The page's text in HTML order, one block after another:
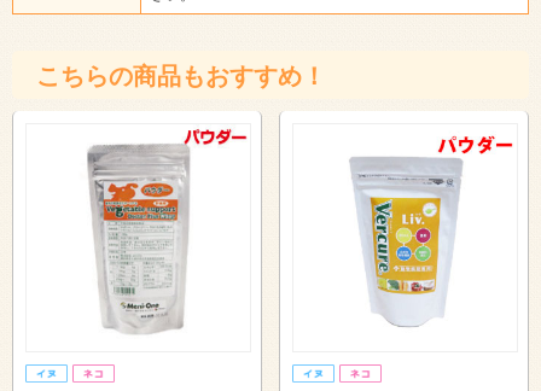
こちらの商品もおすすめ！